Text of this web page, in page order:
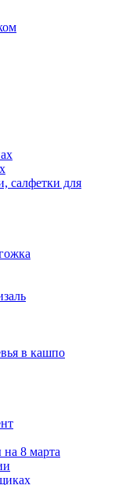
салфетки для
в кашпо
8 марта